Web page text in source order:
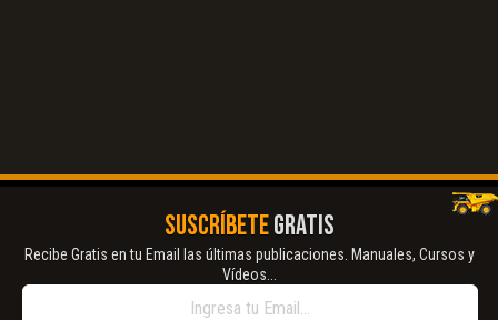
SUSCRÍBETEGRATIS
Recibe Gratis en tu Email las últimas publicaciones. Manuales, Cursos y
Vídeos...